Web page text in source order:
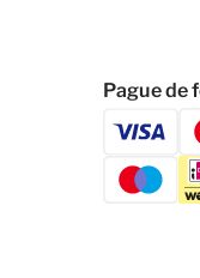
Pague de